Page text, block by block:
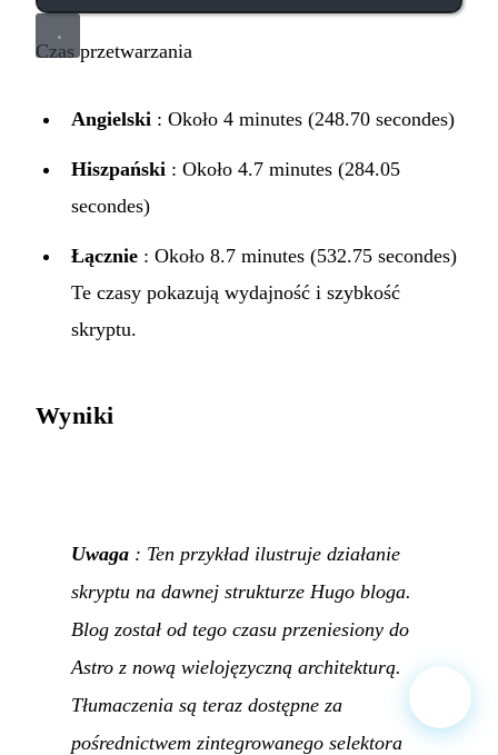
Czas przetwarzania
Angielski : Około 4 minutes (248.70 secondes)
Hiszpański : Około 4.7 minutes (284.05
secondes)
Łącznie : Około 8.7 minutes (532.75 secondes)
Te czasy pokazują wydajność i szybkość
skryptu.
Wyniki
Uwaga : Ten przykład ilustruje działanie
skryptu na dawnej strukturze Hugo bloga.
Blog został od tego czasu przeniesiony do
Astro z nową wielojęzyczną architekturą.
Tłumaczenia są teraz dostępne za
pośrednictwem zintegrowanego selektora